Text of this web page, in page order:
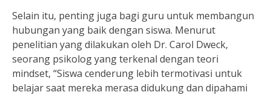
Selain itu, penting juga bagi guru untuk membangun
hubungan yang baik dengan siswa. Menurut
penelitian yang dilakukan oleh Dr. Carol Dweck,
seorang psikolog yang terkenal dengan teori
mindset, “Siswa cenderung lebih termotivasi untuk
belajar saat mereka merasa didukung dan dipahami